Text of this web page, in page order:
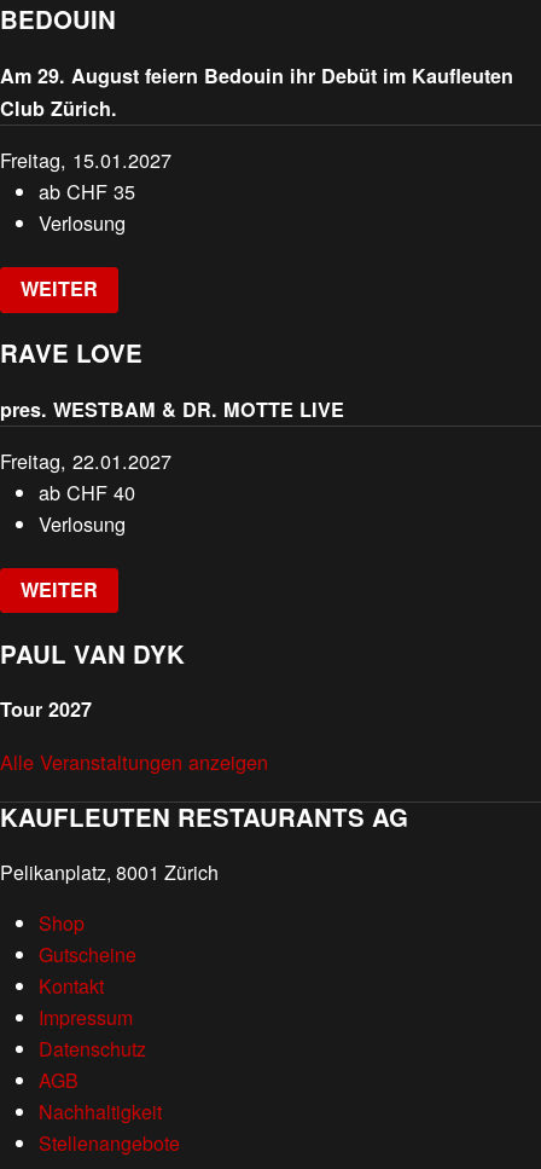
BEDOUIN
Am 29. August feiern Bedouin ihr Debüt im Kaufleuten
Club Zürich.
Freitag, 15.01.2027
abCHF 35
Verlosung
WEITER
RAVE LOVE
pres. WESTBAM & DR. MOTTE LIVE
Freitag, 22.01.2027
abCHF 40
Verlosung
WEITER
PAUL VAN DYK
Tour 2027
Alle Veranstaltungen anzeigen
KAUFLEUTEN RESTAURANTS AG
Pelikanplatz, 8001 Zürich
Shop
Gutscheine
Kontakt
Impressum
Datenschutz
AGB
Nachhaltigkeit
Stellenangebote